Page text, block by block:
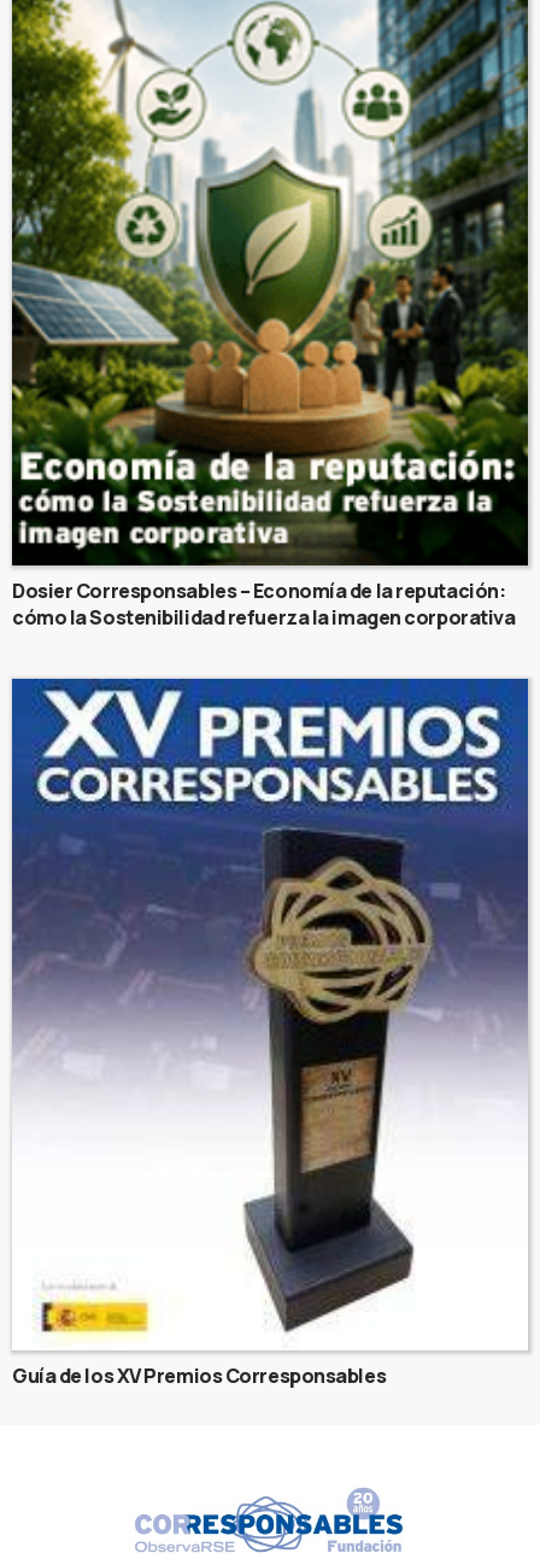
Dosier Corresponsables – Economía de la reputación:
cómo la Sostenibilidad refuerza la imagen corporativa
Guía de los XV Premios Corresponsables